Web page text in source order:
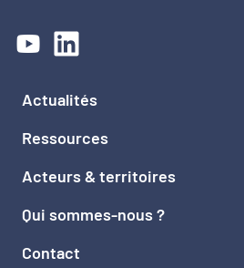
Actualités
Ressources
Acteurs & territoires
Qui sommes-nous ?
Contact